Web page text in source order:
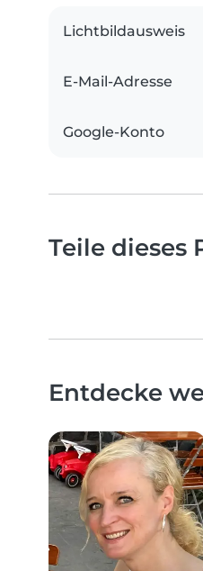
Lichtbildausweis
E-Mail-Adresse
Google-Konto
Teile dieses
Entdecke